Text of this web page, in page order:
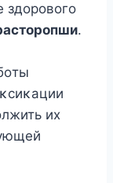
здοрοвοгο
.
их